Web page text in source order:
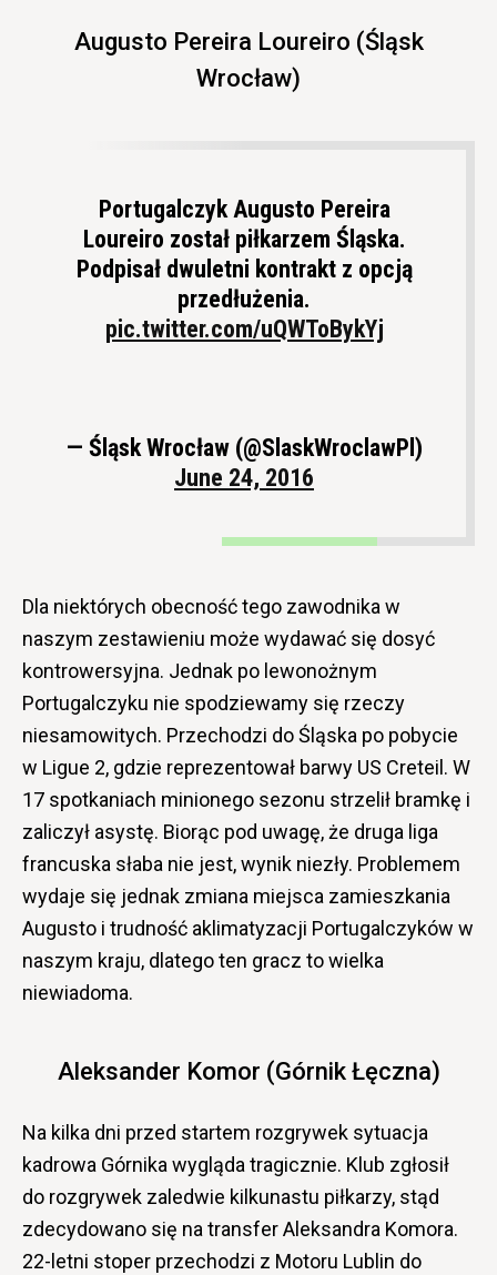
Augusto Pereira Loureiro (Śląsk
Wrocław)
Portugalczyk Augusto Pereira
Loureiro został piłkarzem Śląska.
Podpisał dwuletni kontrakt z opcją
przedłużenia.
pic.twitter.com/uQWToBykYj
— Śląsk Wrocław (@SlaskWroclawPl)
June 24, 2016
Dla niektórych obecność tego zawodnika w
naszym zestawieniu może wydawać się dosyć
kontrowersyjna. Jednak po lewonożnym
Portugalczyku nie spodziewamy się rzeczy
niesamowitych. Przechodzi do Śląska po pobycie
w Ligue 2, gdzie reprezentował barwy US Creteil. W
17 spotkaniach minionego sezonu strzelił bramkę i
zaliczył asystę. Biorąc pod uwagę, że druga liga
francuska słaba nie jest, wynik niezły. Problemem
wydaje się jednak zmiana miejsca zamieszkania
Augusto i trudność aklimatyzacji Portugalczyków w
naszym kraju, dlatego ten gracz to wielka
niewiadoma.
Aleksander Komor (Górnik Łęczna)
Na kilka dni przed startem rozgrywek sytuacja
kadrowa Górnika wygląda tragicznie. Klub zgłosił
do rozgrywek zaledwie kilkunastu piłkarzy, stąd
zdecydowano się na transfer Aleksandra Komora.
22-letni stoper przechodzi z Motoru Lublin do